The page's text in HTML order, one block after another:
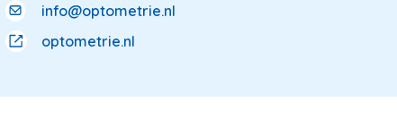
info@optometrie.nl
optometrie.nl